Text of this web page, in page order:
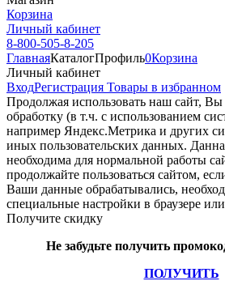
Корзина
Личный кабинет
8-800-505-8-205
ГлавнаяКаталогПрофиль0Корзина
Личный кабинет
ВходРегистрация Товары в избранном
Продолжая использовать наш cайт, Вы
обработку (в т.ч. с использованием
например Яндекс.Метрика и других
иных пользовательских данных.
необходима для нормальной работы
продолжайте пользоваться сайтом,
Ваши данные обрабатывались,
специальные настройки в браузере
Получите скидку
Не забудьте получить
ПОЛУЧИТЬ